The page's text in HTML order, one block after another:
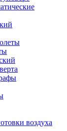
воздуха